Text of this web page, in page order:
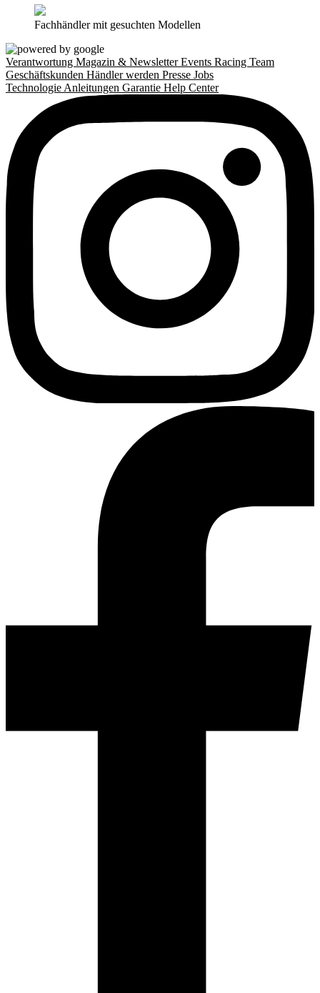
Fachhändler mit gesuchten Modellen
Verantwortung Magazin & NewsletterEvents Racing Team
Geschäftskunden Händler werden Presse Jobs
Technologie Anleitungen Garantie Help Center